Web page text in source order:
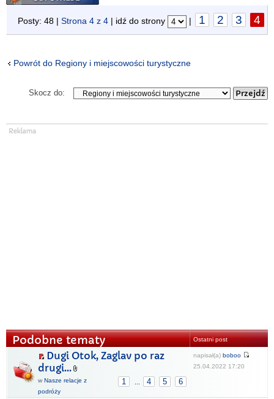
Posty: 48 | Strona 4 z 4 | idź do strony | 1 2 3 4
Powrót do Regiony i miejscowości turystyczne
Skocz do:
Podobne tematy Ostatni post
Dugi Otok, Zaglav po raz
drugi...
1 4 5 6
w Nasze relacje z
podróży
napisał(a) boboo
25.04.2022 17:20